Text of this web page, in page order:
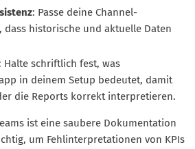
: Passe deine Channel-
dass historische und aktuelle Daten
: Halte schriftlich fest, was
in deinem Setup bedeutet, damit
die Reports korrekt interpretieren.
ist eine saubere Dokumentation
um Fehlinterpretationen von KPIs